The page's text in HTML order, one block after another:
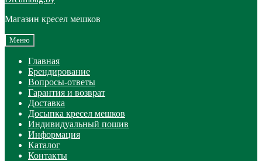
Магазин кресел мешков
Меню
Главная
Брендирование
Вопросы-ответы
Гарантия и возврат
Доставка
Досыпка кресел мешков
Индивидуальный пошив
Информация
Каталог
Контакты